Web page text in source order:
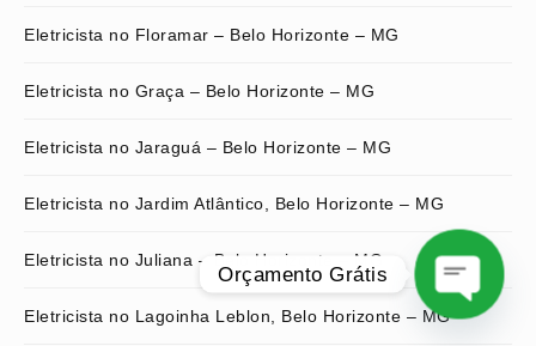
Eletricista no Floramar – Belo Horizonte – MG
Eletricista no Graça – Belo Horizonte – MG
Eletricista no Jaraguá – Belo Horizonte – MG
Eletricista no Jardim Atlântico, Belo Horizonte – MG
Eletricista no Juliana – Belo Horizonte – MG
Eletricista no Lagoinha Leblon, Belo Horizonte – MG
Orçamento Grátis